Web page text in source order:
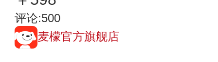
评论:500
麦檬官方旗舰店